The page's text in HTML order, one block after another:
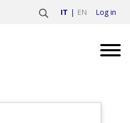
IT EN Log in